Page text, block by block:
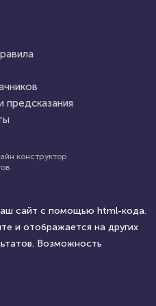
- код
конструктор
сайт с помощью html-кода.
и отображается на других
Возможность
предсказания